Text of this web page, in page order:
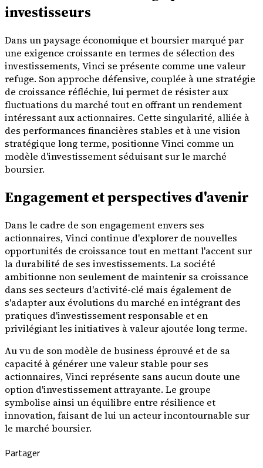
investisseurs
Dans un paysage économique et boursier marqué par
une exigence croissante en termes de sélection des
investissements, Vinci se présente comme une valeur
refuge. Son approche défensive, couplée à une stratégie
de croissance réfléchie, lui permet de résister aux
fluctuations du marché tout en offrant un rendement
intéressant aux actionnaires. Cette singularité, alliée à
des performances financières stables et à une vision
stratégique long terme, positionne Vinci comme un
modèle d'investissement séduisant sur le marché
boursier.
Engagement et perspectives d'avenir
Dans le cadre de son engagement envers ses
actionnaires, Vinci continue d'explorer de nouvelles
opportunités de croissance tout en mettant l'accent sur
la durabilité de ses investissements. La société
ambitionne non seulement de maintenir sa croissance
dans ses secteurs d'activité-clé mais également de
s'adapter aux évolutions du marché en intégrant des
pratiques d'investissement responsable et en
privilégiant les initiatives à valeur ajoutée long terme.
Au vu de son modèle de business éprouvé et de sa
capacité à générer une valeur stable pour ses
actionnaires, Vinci représente sans aucun doute une
option d'investissement attrayante. Le groupe
symbolise ainsi un équilibre entre résilience et
innovation, faisant de lui un acteur incontournable sur
le marché boursier.
Partager